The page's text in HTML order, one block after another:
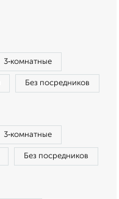
3‑комнатные
Без посредников
3‑комнатные
Без посредников